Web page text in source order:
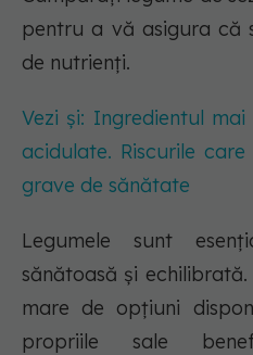
pentru a vă asigura că
de nutrienți.
Vezi și: Ingredientul
acidulate. Riscurile
grave de sănătate
Legumele sunt
sănătoasă și
mare de opțiuni
propriile sale